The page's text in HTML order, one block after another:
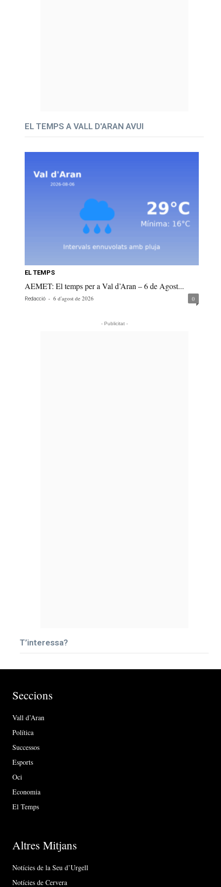
EL TEMPS A VALL D'ARAN AVUI
EL TEMPS
AEMET: El temps per a Val d’Aran – 6 de Agost...
Redacció - 6 d'agost de 2026 0
- Publicitat -
T’interessa?
Seccions
Vall d’Aran
Política
Successos
Esports
Oci
Economia
El Temps
Altres Mitjans
Notícies de la Seu d’Urgell
Notícies de Cervera